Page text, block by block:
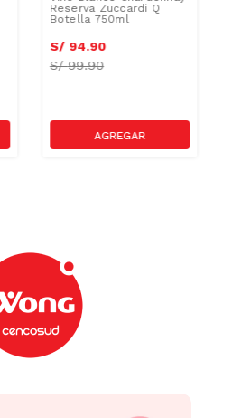
Reserva Zuccardi Q
Botella 750ml
S/ 94.90
S/99.90